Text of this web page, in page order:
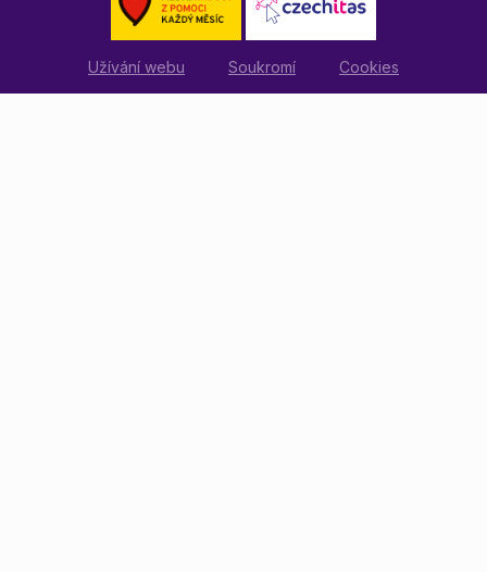
Užívání webu Soukromí Cookies